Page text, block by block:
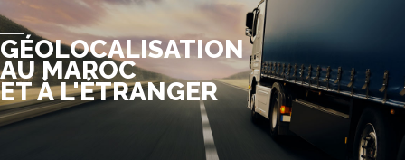
ET À L'ÉTRANGER
AU MAROC
GÉOLOCALISATION